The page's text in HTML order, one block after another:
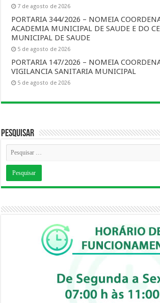
7 de agosto de 2026
PORTARIA 344/2026 – NOMEIA
ACADEMIA MUNICIPAL DE SAUDE E DO
MUNICIPAL DE SAUDE
5 de agosto de 2026
PORTARIA 147/2026 – NOMEIA
VIGILANCIA SANITARIA MUNICIPAL
5 de agosto de 2026
Pesquisar